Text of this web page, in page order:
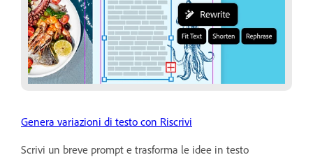
Genera variazioni di testo con Riscrivi
Scrivi un breve prompt e trasforma le idee in testo